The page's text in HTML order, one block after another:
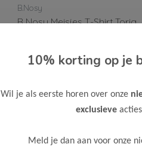
B.Nosy
B Nosy Meisjes T-Shirt Toria
11,00 21,99
10% korting op je
Wil je als eerste horen over onze
exclusieve
Meld je dan aan voor onze